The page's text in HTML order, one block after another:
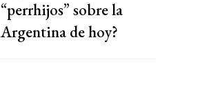
“perrhijos” sobre la
Argentina de hoy?